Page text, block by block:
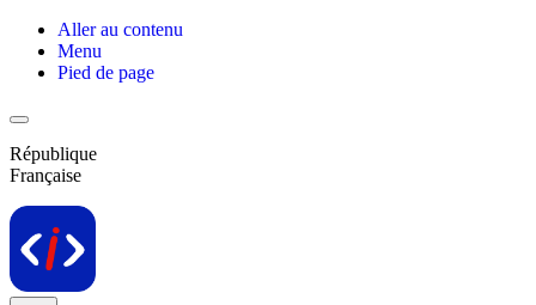
Aller au contenu
Menu
Pied de page
République
Française